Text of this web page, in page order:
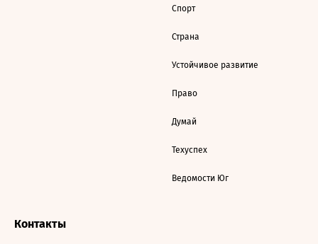
Спорт
Страна
Устойчивое развитие
Право
Думай
Техуспех
Ведомости Юг
Контакты